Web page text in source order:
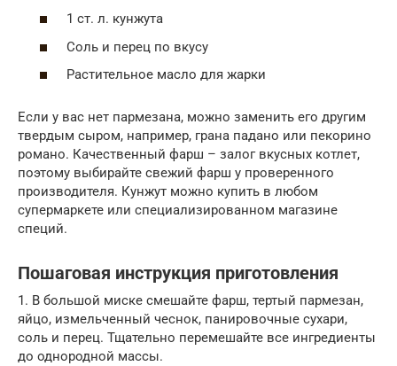
1 ст. л. кунжута
Соль и перец по вкусу
Растительное масло для жарки
Если у вас нет пармезана, можно заменить его другим
твердым сыром, например, грана падано или пекорино
романо. Качественный фарш – залог вкусных котлет,
поэтому выбирайте свежий фарш у проверенного
производителя. Кунжут можно купить в любом
супермаркете или специализированном магазине
специй.
Пошаговая инструкция приготовления
1. В большой миске смешайте фарш, тертый пармезан,
яйцо, измельченный чеснок, панировочные сухари,
соль и перец. Тщательно перемешайте все ингредиенты
до однородной массы.